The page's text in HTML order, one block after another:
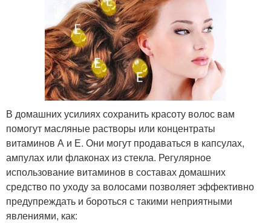
В домашних усилиях сохранить красоту волос вам
помогут масляные растворы или концентраты
витаминов А и Е. Они могут продаваться в капсулах,
ампулах или флаконах из стекла. Регулярное
использование витаминов в составах домашних
средство по уходу за волосами позволяет эффективно
предупреждать и бороться с такими неприятными
явлениями, как: